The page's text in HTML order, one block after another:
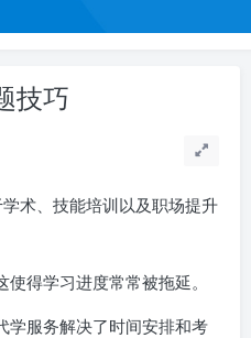
技巧
术、技能培训以及职场提升
得学习进度常常被拖延。
学服务解决了时间安排和考